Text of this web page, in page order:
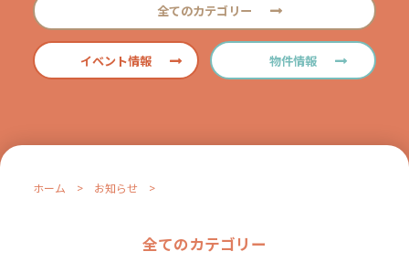
全てのカテゴリー
イベント情報 物件情報
ホーム > お知らせ>
全てのカテゴリー